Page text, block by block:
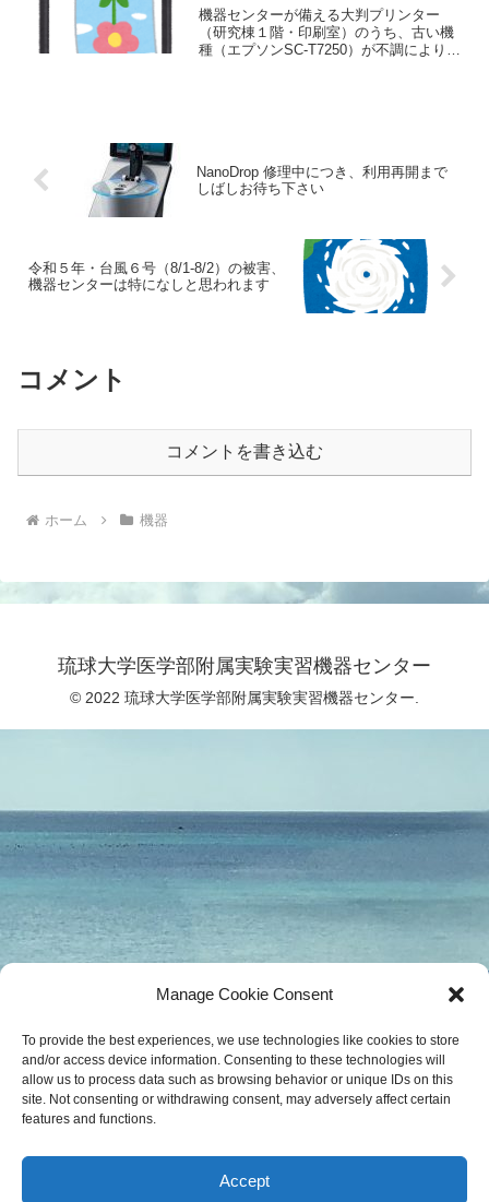
Manage Cookie Consent
To provide the best experiences, we use technologies like cookies to store
and/or access device information. Consenting to these technologies will
allow us to process data such as browsing behavior or unique IDs on this
site. Not consenting or withdrawing consent, may adversely affect certain
features and functions.
Accept
機器センターが備える大判プリンター
（研究棟１階・印刷室）のうち、古い機
種（エプソンSC-T7250）が不調により使
NanoDrop 修理中につき、利用再開まで
しばしお待ち下さい
令和５年・台風６号（8/1-8/2）の被害、
機器センターは特になしと思われます
コメント
コメントを書き込む
ホーム 機器
琉球大学医学部附属実験実習機器センター
© 2022 琉球大学医学部附属実験実習機器センター.